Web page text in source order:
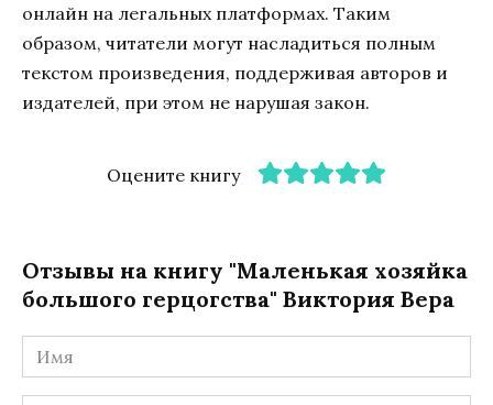
онлайн на легальных платформах. Таким
образом, читатели могут насладиться полным
текстом произведения, поддерживая авторов и
издателей, при этом не нарушая закон.
Оцените книгу
Отзывы на книгу "Маленькая хозяйка
большого герцогства" Виктория Вера
Имя
*